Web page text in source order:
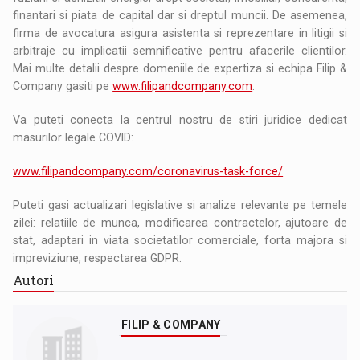
finantari si piata de capital dar si dreptul muncii. De asemenea,
firma de avocatura asigura asistenta si reprezentare in litigii si
arbitraje cu implicatii semnificative pentru afacerile clientilor.
Mai multe detalii despre domeniile de expertiza si echipa Filip &
Company gasiti pewww.filipandcompany.com
Va puteti conecta la centrul nostru de stiri juridice dedicat
masurilor legale COVID:
www.filipandcompany.com/coronavirus-task-force/
Puteti gasi actualizari legislative si analize relevante pe temele
zilei: relatiile de munca, modificarea contractelor, ajutoare de
stat, adaptari in viata societatilor comerciale, forta majora si
impreviziune, respectarea GDPR.
Autori
FILIP & COMPANY